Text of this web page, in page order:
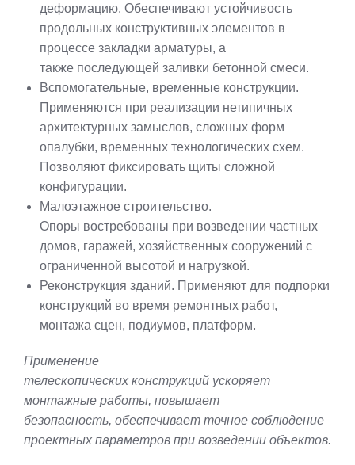
деформацию. Обеспечивают устойчивость
продольных конструктивных элементов в
процессе закладки арматуры, а
также последующей заливки бетонной смеси.
Вспомогательные, временные конструкции.
Применяются при реализации нетипичных
архитектурных замыслов, сложных форм
опалубки, временных технологических схем.
Позволяют фиксировать щиты сложной
конфигурации.
Малоэтажное строительство.
Опоры востребованы при возведении частных
домов, гаражей, хозяйственных сооружений с
ограниченной высотой и нагрузкой.
Реконструкция зданий. Применяют для подпорки
конструкций во время ремонтных работ,
монтажа сцен, подиумов, платформ.
Применение
телескопических конструкций ускоряет
монтажные работы, повышает
безопасность, обеспечивает точное соблюдение
проектных параметров при возведении объектов.